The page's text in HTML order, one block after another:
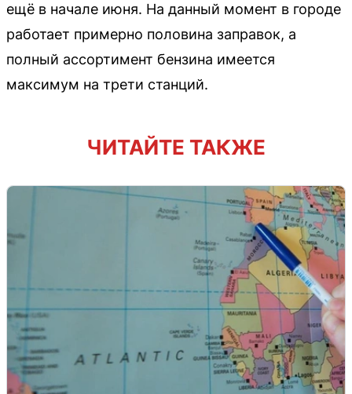
ещё в начале июня. На данный момент в городе
работает примерно половина заправок, а
полный ассортимент бензина имеется
максимум на трети станций.
ЧИТАЙТЕ ТАКЖЕ